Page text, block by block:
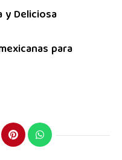
y Deliciosa
para